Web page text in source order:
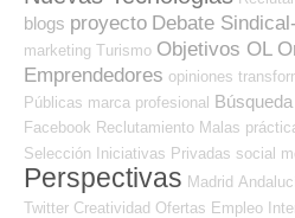
blogs proyecto Debate
marketing Turismo Objetivos OL
Emprendedores opiniones
Públicas marca profesional
Facebook Reclutamiento Malas
Selección Iniciativas Privadas social
Perspectivas Madrid
Twitter Creatividad Ofertas Empleo